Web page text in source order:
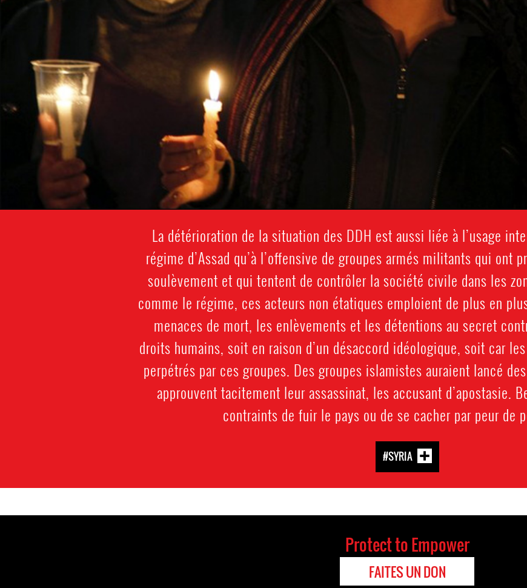
La détérioration de la situation des DDH est aussi liée à l’usage
régime d’Assad qu’à l’offensive de groupes armés militants qui ont
soulèvement et qui tentent de contrôler la société civile dans les
comme le régime, ces acteurs non étatiques emploient de plus en
menaces de mort, les enlèvements et les détentions au secret
droits humains, soit en raison d’un désaccord idéologique, soit car
perpétrés par ces groupes. Des groupes islamistes auraient lancé
approuvent tacitement leur assassinat, les accusant d’apostasie.
contraints de fuir le pays ou de se cacher par peur de
#SYRIA
Protect to Empower
FAITES UN DON